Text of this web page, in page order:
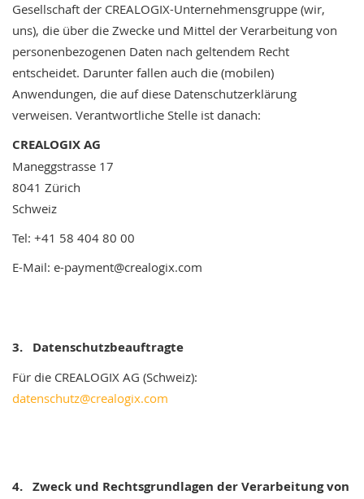
Gesellschaft der CREALOGIX-Unternehmensgruppe (wir,
uns), die über die Zwecke und Mittel der Verarbeitung von
personenbezogenen Daten nach geltendem Recht
entscheidet. Darunter fallen auch die (mobilen)
Anwendungen, die auf diese Datenschutzerklärung
verweisen. Verantwortliche Stelle ist danach:
CREALOGIX AG
Maneggstrasse 17
8041 Zürich
Schweiz
Tel: +41 58 404 80 00
E-Mail: e-payment@crealogix.com
3. Datenschutzbeauftragte
Für die CREALOGIX AG (Schweiz):
datenschutz@crealogix.com
4. Zweck und Rechtsgrundlagen der Verarbeitung von